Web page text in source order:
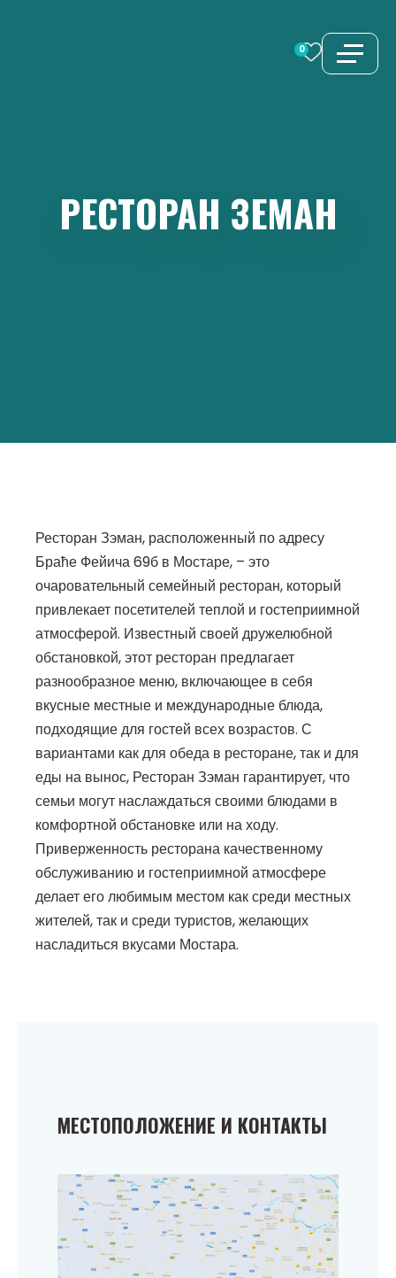
0
РЕСТОРАН ЗЕМАН
Ресторан Зэман, расположенный по адресу
Браће Фейича 69б в Мостаре, – это
очаровательный семейный ресторан, который
привлекает посетителей теплой и гостеприимной
атмосферой. Известный своей дружелюбной
обстановкой, этот ресторан предлагает
разнообразное меню, включающее в себя
вкусные местные и международные блюда,
подходящие для гостей всех возрастов. С
вариантами как для обеда в ресторане, так и для
еды на вынос, Ресторан Зэман гарантирует, что
семьи могут наслаждаться своими блюдами в
комфортной обстановке или на ходу.
Приверженность ресторана качественному
обслуживанию и гостеприимной атмосфере
делает его любимым местом как среди местных
жителей, так и среди туристов, желающих
насладиться вкусами Мостара.
МЕСТОПОЛОЖЕНИЕ И КОНТАКТЫ